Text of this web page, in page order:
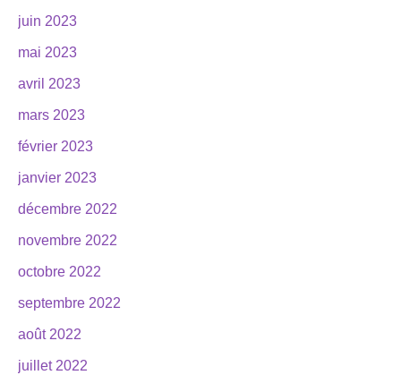
juin 2023
mai 2023
avril 2023
mars 2023
février 2023
janvier 2023
décembre 2022
novembre 2022
octobre 2022
septembre 2022
août 2022
juillet 2022